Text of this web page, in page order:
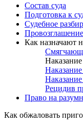
Состав суда
Подготовка к
Судебное
Как назначают
Рецидив
Право на
Как обжаловать